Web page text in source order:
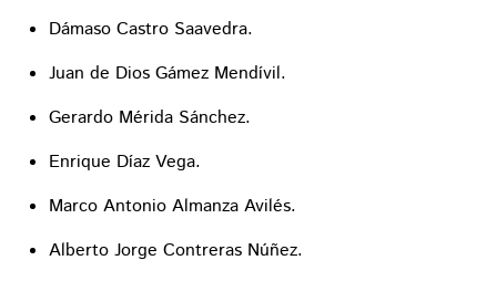
Dámaso Castro Saavedra.
Juan de Dios Gámez Mendívil.
Gerardo Mérida Sánchez.
Enrique Díaz Vega.
Marco Antonio Almanza Avilés.
Alberto Jorge Contreras Núñez.